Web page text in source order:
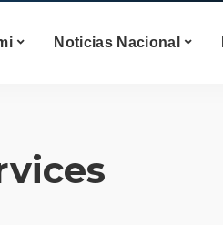
Noticias Nacional